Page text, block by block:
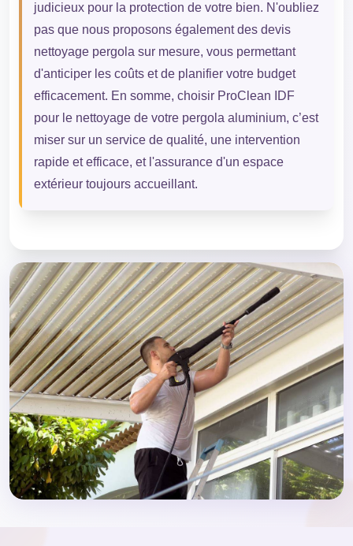
judicieux pour la protection de votre bien. N'oubliez
pas que nous proposons également des devis
nettoyage pergola sur mesure, vous permettant
d'anticiper les coûts et de planifier votre budget
efficacement. En somme, choisir ProClean IDF
pour le nettoyage de votre pergola aluminium, c’est
miser sur un service de qualité, une intervention
rapide et efficace, et l'assurance d'un espace
extérieur toujours accueillant.